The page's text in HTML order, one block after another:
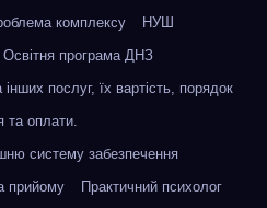
комплексу
НУШ
Освітня програма ДНЗ
послуг, їх вартість, порядок
та оплати.
систему забезпечення
прийому
Практичний психолог